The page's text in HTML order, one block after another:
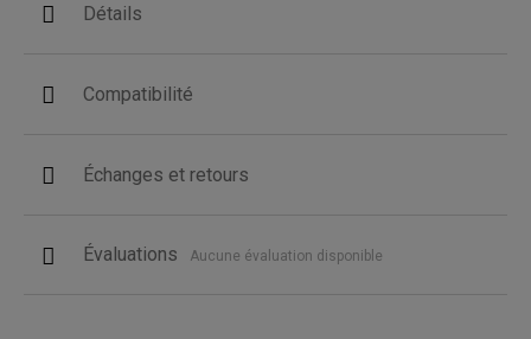
Détails
Compatibilité
Échanges et retours
Évaluations Aucune évaluation disponible